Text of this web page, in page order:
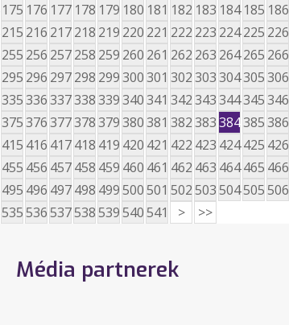
175 176 177 178 179 180 181 182 183 184 185 186
215 216 217218 219 220 221 222 223 224225 226
255 256 257258 259 260 261 262 263 264265 266
295 296 297298 299300301 302303304305306
335336337338339340341 342343344345346
375376377378379380381 382383384385386
415 416 417418 419 420 421 422 423 424425 426
455 456 457458 459 460 461 462 463 464465 466
495 496 497498 499500501 502503504505506
535536537538539540541 > >>
Média partnerek